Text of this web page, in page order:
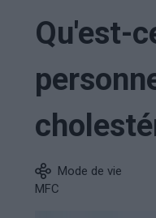
Qu'est-
Mode de vie
MFC